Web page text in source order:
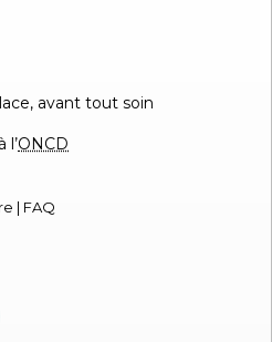
avant tout soin
l’ONCD
| FAQ